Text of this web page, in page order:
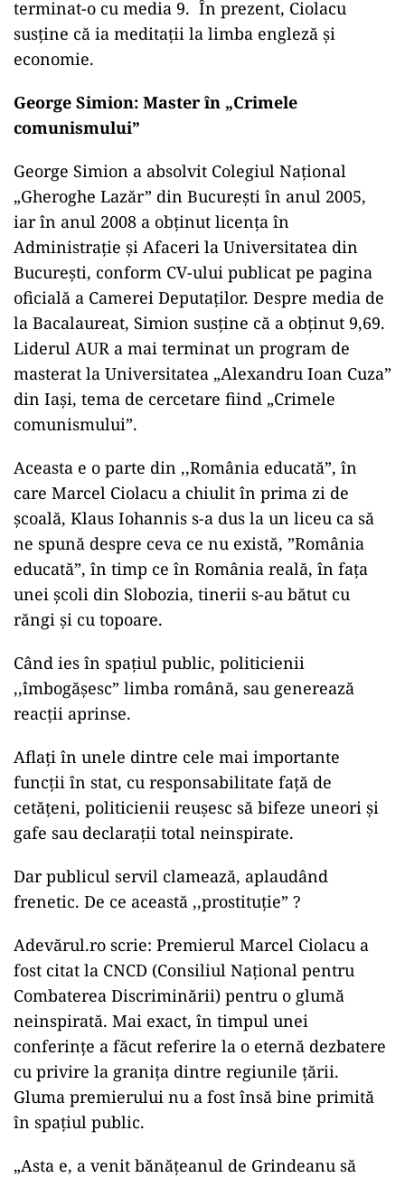
terminat-o cu media 9. În prezent, Ciolacu
susține că ia meditații la limba engleză și
economie.
George Simion: Master în „Crimele
comunismului”
George Simion a absolvit Colegiul Național
„Gheroghe Lazăr” din București în anul 2005,
iar în anul 2008 a obținut licența în
Administrație și Afaceri la Universitatea din
București, conform CV-ului publicat pe pagina
oficială a Camerei Deputaților. Despre media de
la Bacalaureat, Simion susține că a obținut 9,69.
Liderul AUR a mai terminat un program de
masterat la Universitatea „Alexandru Ioan Cuza”
din Iași, tema de cercetare fiind „Crimele
comunismului”.
Aceasta e o parte din ,,România educată”, în
care Marcel Ciolacu a chiulit în prima zi de
școală, Klaus Iohannis s-a dus la un liceu ca să
ne spună despre ceva ce nu există, ”România
educată”, în timp ce în România reală, în fața
unei școli din Slobozia, tinerii s-au bătut cu
răngi și cu topoare.
Când ies în spațiul public, politicienii
,,îmbogășesc” limba română, sau generează
reacții aprinse.
Aflați în unele dintre cele mai importante
funcții în stat, cu responsabilitate față de
cetățeni, politicienii reușesc să bifeze uneori și
gafe sau declarații total neinspirate.
Dar publicul servil clamează, aplaudând
frenetic. De ce această ,,prostituție” ?
Adevărul.ro scrie: Premierul Marcel Ciolacu a
fost citat la CNCD (Consiliul Național pentru
Combaterea Discriminării) pentru o glumă
neinspirată. Mai exact, în timpul unei
conferințe a făcut referire la o eternă dezbatere
cu privire la granița dintre regiunile țării.
Gluma premierului nu a fost însă bine primită
în spațiul public.
„Asta e, a venit bănățeanul de Grindeanu să